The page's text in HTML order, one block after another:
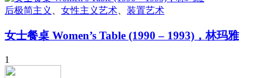
后极简主义 女性主义艺术 装置艺术
女士餐桌 Women’s Table (1990 – 1993)，林玛雅
1